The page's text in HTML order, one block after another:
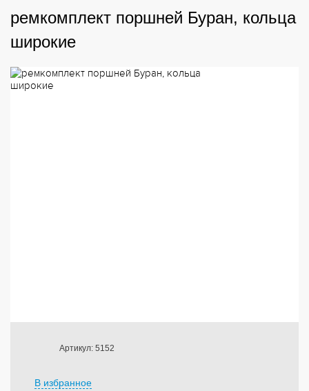
ремкомплект поршней Буран, кольца
широкие
Артикул: 5152
В избранное